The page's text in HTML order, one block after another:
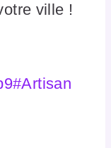
ville !
#Artisan